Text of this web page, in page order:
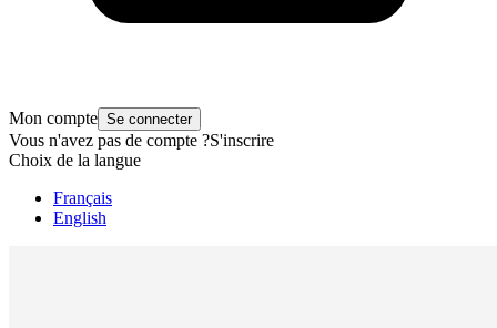
Mon compte Se connecter
Vous n'avez pas de compte ?S'inscrire
Choix de la langue
Français
English